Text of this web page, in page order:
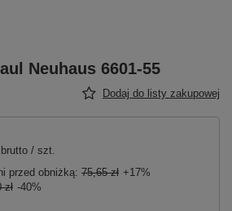
Neuhaus 6601-55
Dodaj do listy zakupowej
brutto / szt.
przed obniżką: 75,65 zł +17%
zł -40%